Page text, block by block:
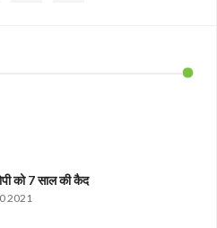
को 7 साल की कैद
2021